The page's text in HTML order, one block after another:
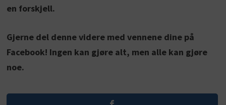
en forskjell.
Gjerne del denne videre med vennene dine på
Facebook! Ingen kan gjøre alt, men alle kan gjøre
noe.